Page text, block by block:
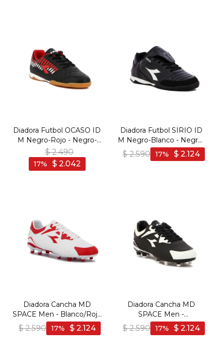
Diadora Futbol OCASO ID
M Negro-Rojo - Negro-
Rojo
$ 2.490
$ 2.042
17
Diadora Futbol SIRIO ID
M Negro-Blanco - Negro-
Blanco
$ 2.590 $ 2.124
17
Diadora Cancha MD
SPACE Men - Blanco/Rojo
- Blanco-Rojo
$ 2.590 $ 2.124
17
Diadora Cancha MD
SPACE Men -
Negro/Blanco - Negro-
Blanco
$ 2.590 $ 2.124
17